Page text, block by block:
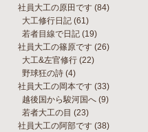
社員大工の原田です (84)
大工修行日記 (61)
若者目線で日記 (19)
社員大工の篠原です (26)
大工&左官修行 (22)
野球狂の詩 (4)
社員大工の岡本です (33)
越後国から駿河国へ (9)
若者大工の目 (23)
社員大工の阿部です (38)